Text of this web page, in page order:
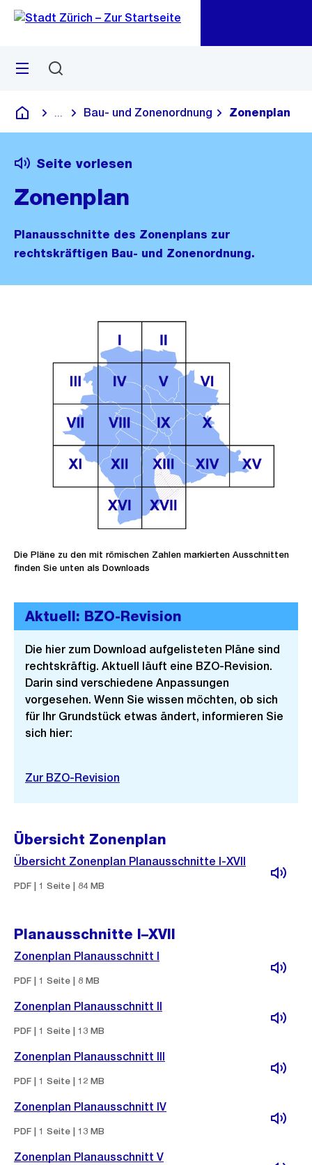
Navigation
Sprunglink
Menü
Deutsch
Blende alle Breadcrumbs ein
Bau- und Zonenordnung Zonenplan
Seite vorlesen
Zonenplan
Planausschnitte des Zonenplans zur
rechtskräftigen Bau- und Zonenordnung.
Die Pläne zu den mit römischen Zahlen markierten Ausschnitten
finden Sie unten als Downloads
Aktuell: BZO-Revision
Die hier zum Download aufgelisteten Pläne sind
rechtskräftig. Aktuell läuft eine BZO-Revision.
Darin sind verschiedene Anpassungen
vorgesehen. Wenn Sie wissen möchten, ob sich
für Ihr Grundstück etwas ändert, informieren Sie
sich hier:
Zur BZO-Revision
Übersicht Zonenplan
Übersicht Zonenplan Planausschnitte I-XVII
PDF | 1 Seite | 84 MB
Planausschnitte I–XVII
Zonenplan Planausschnitt I
PDF | 1 Seite | 8 MB
Zonenplan Planausschnitt II
PDF | 1 Seite | 13 MB
Zonenplan Planausschnitt III
PDF | 1 Seite | 12 MB
Zonenplan Planausschnitt IV
PDF | 1 Seite | 13 MB
Zonenplan Planausschnitt V